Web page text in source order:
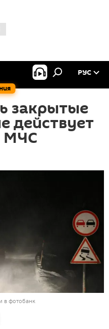
РУС
закрытые
действует
МЧС
в фотобанк